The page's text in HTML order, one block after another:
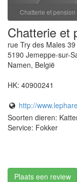
Chatterie et
Chatterie et
rue Try des Males 39
5190 Jemeppe-sur-
Namen, België
HK: 40900241
http://
Soorten dieren:
Service: Fokker
Plaats een review